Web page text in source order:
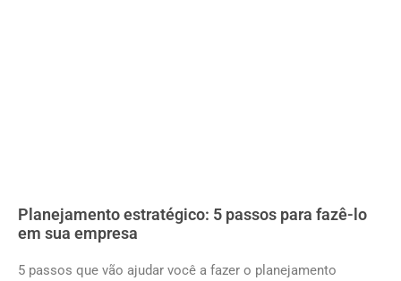
Planejamento estratégico: 5 passos para fazê-lo
em sua empresa
5 passos que vão ajudar você a fazer o planejamento